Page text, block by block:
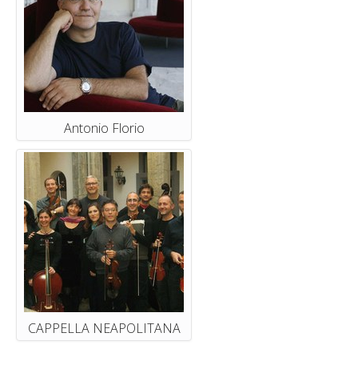
Antonio Florio
CAPPELLA NEAPOLITANA